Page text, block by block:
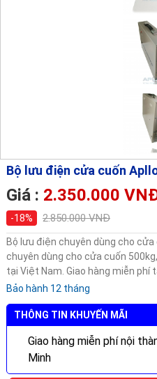
Bộ lưu điện cửa cuốn
Giá : 2.350.000
-18%
2.850.000 VNĐ
Bộ lưu điện chuyên dùng cho
chuyên dùng cho cửa cuốn
tại Việt Nam. Giao hàng miễn phí
Bảo hành 12 tháng
THÔNG TIN KHUYẾN MÃI
Giao hàng miễn phí nội
Minh